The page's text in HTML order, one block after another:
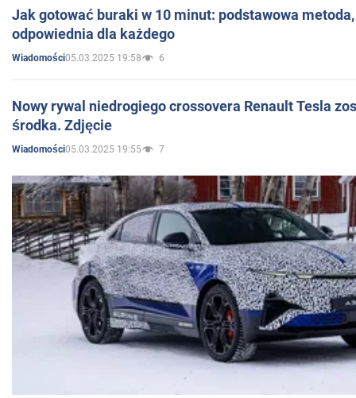
Jak gotować buraki w 10 minut: podstawowa
odpowiednia dla każdego
Wiadomości05.03.2025 19:58 6
Nowy rywal niedrogiego crossovera Renault Tesla
środka. Zdjęcie
Wiadomości05.03.2025 19:55 7